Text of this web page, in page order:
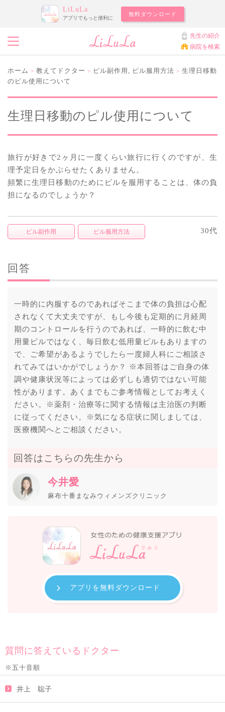
LiLuLa
アプリでもっと便利に
無料ダウンロード
先生の紹介
病院を検索
ホーム > 教えてドクター > ピル副作用 , ピル服用方法 > 生理日移動
のピル使用について
生理日移動のピル使用について
旅行が好きで2ヶ月に一度くらい旅行に行くのですが、生
理予定日をかぶらせたくありません。
頻繁に生理日移動のためにピルを服用することは、体の負
担になるのでしょうか？
ピル副作用 ピル服用方法 30代
回答
一時的に内服するのであればそこまで体の負担は心配
されなくて大丈夫ですが、もし今後も定期的に月経周
期のコントロールを行うのであれば、一時的に飲む中
用量ピルではなく、毎日飲む低用量ピルもありますの
で、ご希望があるようでしたら一度婦人科にご相談さ
れてみてはいかがでしょうか？ ※本回答はご自身の体
調や健康状況等によっては必ずしも適切ではない可能
性があります。あくまでもご参考情報としてお考えく
ださい。※薬剤・治療等に関する情報は主治医の判断
に従ってください。※気になる症状に関しましては、
医療機関へとご相談ください。
回答はこちらの先生から
今井愛
麻布十番まなみウィメンズクリニック
アプリを無料ダウンロード
質問に答えているドクター
※五十音順
井上 聡子